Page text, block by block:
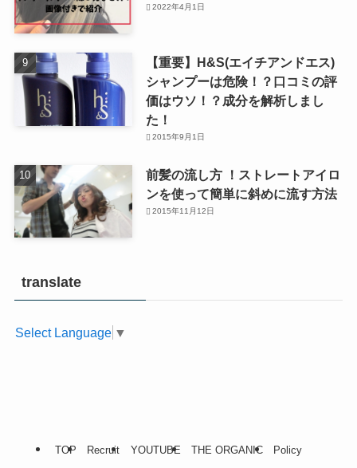
2022年4月1日
【重要】H&S(エイチアンドエス)
シャンプーは危険！？口コミの評
価はウソ！？成分を解析しまし
た！
2015年9月1日
前髪の流し方 ！ストレートアイロ
ンを使って簡単に斜めに流す方法
2015年11月12日
translate
Select Language ▼
TOP Recruit YOUTUBE THE ORGANIC Policy